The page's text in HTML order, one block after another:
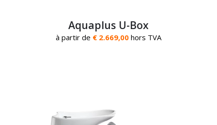
Aquaplus U-Box
à partir de € 2.669,00 hors TVA